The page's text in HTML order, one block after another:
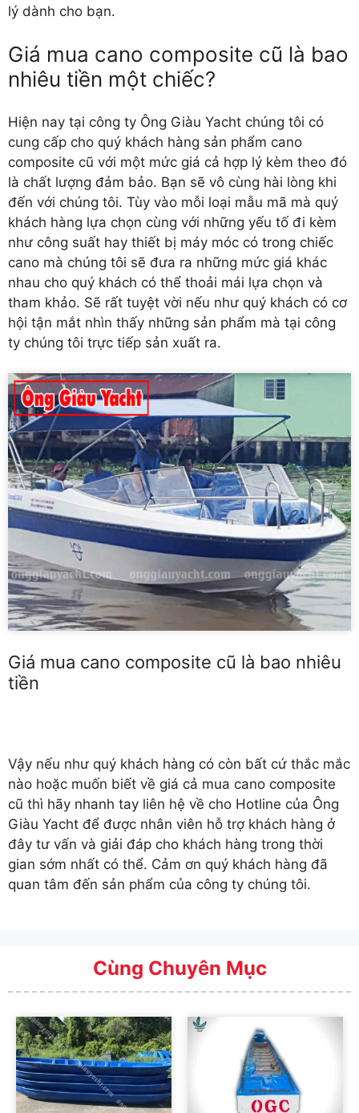
lý dành cho bạn.
Giá mua cano composite cũ là bao
nhiêu tiền một chiếc?
Hiện nay tại công ty Ông Giàu Yacht chúng tôi có
cung cấp cho quý khách hàng sản phẩm cano
composite cũ với một mức giá cả hợp lý kèm theo đó
là chất lượng đảm bảo. Bạn sẽ vô cùng hài lòng khi
đến với chúng tôi. Tùy vào mỗi loại mẫu mã mà quý
khách hàng lựa chọn cùng với những yếu tố đi kèm
như công suất hay thiết bị máy móc có trong chiếc
cano mà chúng tôi sẽ đưa ra những mức giá khác
nhau cho quý khách có thể thoải mái lựa chọn và
tham khảo. Sẽ rất tuyệt vời nếu như quý khách có cơ
hội tận mắt nhìn thấy những sản phẩm mà tại công
ty chúng tôi trực tiếp sản xuất ra.
Giá mua cano composite cũ là bao nhiêu
tiền
Vậy nếu như quý khách hàng có còn bất cứ thắc mắc
nào hoặc muốn biết về giá cả mua cano composite
cũ thì hãy nhanh tay liên hệ về cho Hotline của Ông
Giàu Yacht để được nhân viên hỗ trợ khách hàng ở
đây tư vấn và giải đáp cho khách hàng trong thời
gian sớm nhất có thể. Cảm ơn quý khách hàng đã
quan tâm đến sản phẩm của công ty chúng tôi.
Cùng Chuyên Mục